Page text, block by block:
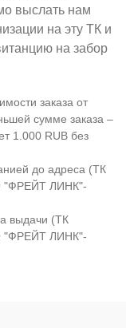
выслать нам
на эту ТК и
на забор
заказа от
сумме заказа –
1.000 RUB без
до адреса (ТК
"ФРЕЙТ ЛИНК"-
выдачи (ТК
"ФРЕЙТ ЛИНК"-